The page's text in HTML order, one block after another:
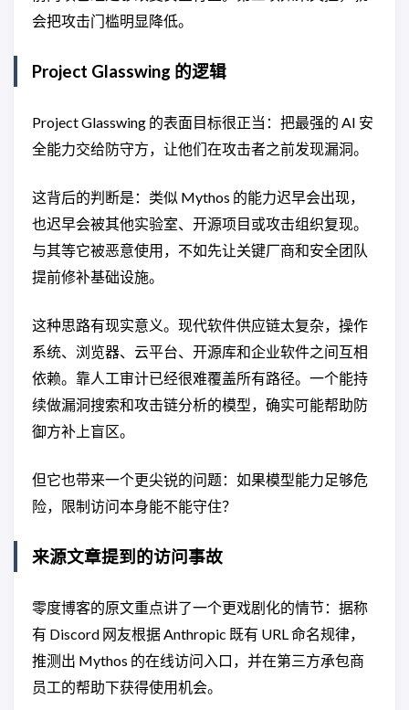
会把攻击门槛明显降低。
Project Glasswing 的逻辑
Project Glasswing 的表面目标很正当：把最强的 AI 安
全能力交给防守方，让他们在攻击者之前发现漏洞。
这背后的判断是：类似 Mythos 的能力迟早会出现，
也迟早会被其他实验室、开源项目或攻击组织复现。
与其等它被恶意使用，不如先让关键厂商和安全团队
提前修补基础设施。
这种思路有现实意义。现代软件供应链太复杂，操作
系统、浏览器、云平台、开源库和企业软件之间互相
依赖。靠人工审计已经很难覆盖所有路径。一个能持
续做漏洞搜索和攻击链分析的模型，确实可能帮助防
御方补上盲区。
但它也带来一个更尖锐的问题：如果模型能力足够危
险，限制访问本身能不能守住？
来源文章提到的访问事故
零度博客的原文重点讲了一个更戏剧化的情节：据称
有 Discord 网友根据 Anthropic 既有 URL 命名规律，
推测出 Mythos 的在线访问入口，并在第三方承包商
员工的帮助下获得使用机会。